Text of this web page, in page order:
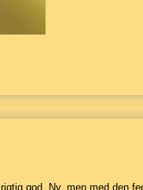
god. Ny, men med den